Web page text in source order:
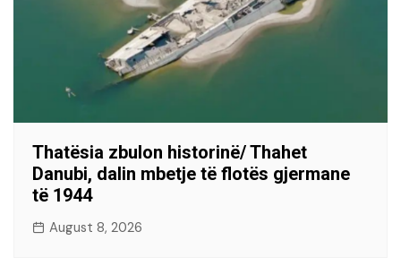
Thatësia zbulon historinë/ Thahet
Danubi, dalin mbetje të flotës gjermane
të 1944
August 8, 2026